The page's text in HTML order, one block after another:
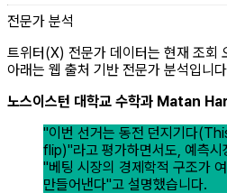
전문가 분석
트위터(X) 전문가 데이터는 현재 조회
아래는 웹 출처 기반 전문가 분석입니
노스이스턴 대학교 수학과 Matan
"이번 선거는 동전 던지기다
flip)"라고 평가하면서도, 예측시
"베팅 시장의 경제학적 구조가
만들어낸다"고 설명했습니다.